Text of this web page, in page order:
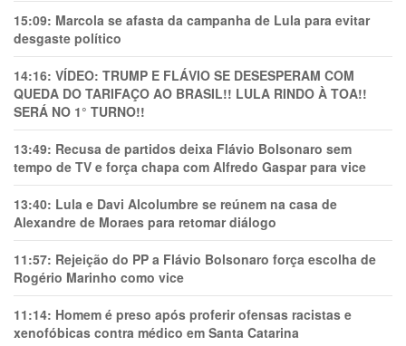
15:09: Marcola se afasta da campanha de Lula para evitar
desgaste político
14:16: VÍDEO: TRUMP E FLÁVIO SE DESESPERAM COM
QUEDA DO TARIFAÇO AO BRASIL!! LULA RINDO À TOA!!
SERÁ NO 1° TURNO!!
13:49: Recusa de partidos deixa Flávio Bolsonaro sem
tempo de TV e força chapa com Alfredo Gaspar para vice
13:40: Lula e Davi Alcolumbre se reúnem na casa de
Alexandre de Moraes para retomar diálogo
11:57: Rejeição do PP a Flávio Bolsonaro força escolha de
Rogério Marinho como vice
11:14: Homem é preso após proferir ofensas racistas e
xenofóbicas contra médico em Santa Catarina